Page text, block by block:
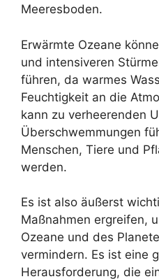
Meeresboden.
Erwärmte Ozeane
und intensiveren
führen, da warmes
Feuchtigkeit an die
kann zu verheerenden
Überschwemmungen
Menschen, Tiere und
werden.
Es ist also äußerst
Maßnahmen ergreifen,
Ozeane und des
vermindern. Es ist eine
Herausforderung, die